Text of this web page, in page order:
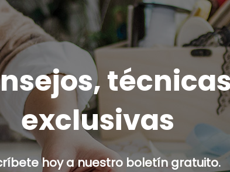
exclusivas
hoy a nuestro boletín gratuito.